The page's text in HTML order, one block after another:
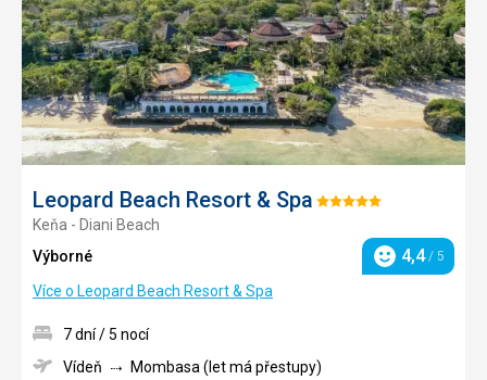
Leopard Beach Resort & Spa Hodnocení:
Keňa - Diani Beach
Výborné
Hodnocení
4,4/ 5
Více o Leopard Beach Resort & Spa
7 dní / 5 nocí
Vídeň
Mombasa (let má přestupy)